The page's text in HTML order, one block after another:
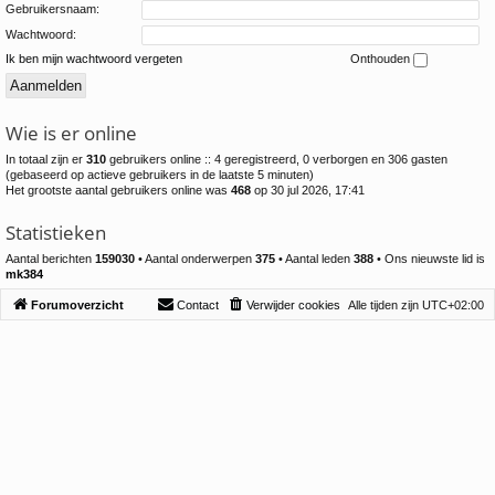
Gebruikersnaam:
Wachtwoord:
Ik ben mijn wachtwoord vergeten
Onthouden
Wie is er online
In totaal zijn er 310 gebruikers online :: 4 geregistreerd, 0 verborgen en 306 gasten
(gebaseerd op actieve gebruikers in de laatste 5 minuten)
Het grootste aantal gebruikers online was 468 op 30 jul 2026, 17:41
Statistieken
Aantal berichten 159030 • Aantal onderwerpen 375 • Aantal leden 388 • Ons nieuwste lid is
mk384
Forumoverzicht Alle tijden zijn UTC+02:00
Verwijder cookies
Contact